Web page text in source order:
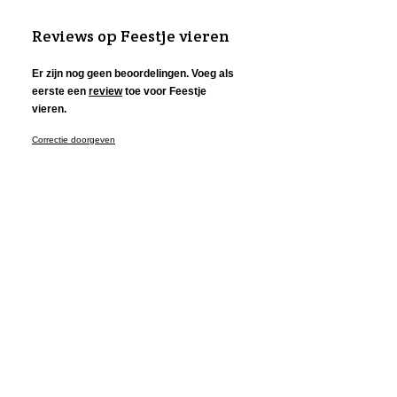
Reviews op Feestje vieren
Er zijn nog geen beoordelingen. Voeg als
eerste een reviewtoe voor Feestje
vieren.
Correctie doorgeven